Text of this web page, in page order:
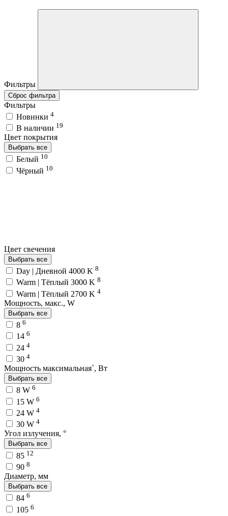
Фильтры
Сброс фильтра
Фильтры
Новинки 4
В наличии 19
Цвет покрытия
Выбрать все
Белый 10
Чёрный 10
Цвет свечения
Выбрать все
Day | Дневной 4000 K 8
Warm | Тёплый 3000 K 8
Warm | Тёплый 2700 K 4
Мощность, макс., W
Выбрать все
8 6
14 6
24 4
30 4
Мощность максимальная`, Вт
Выбрать все
8 W 6
15 W 6
24 W 4
30 W 4
Угол излучения, °
Выбрать все
85 12
90 8
Диаметр, мм
Выбрать все
84 6
105 6